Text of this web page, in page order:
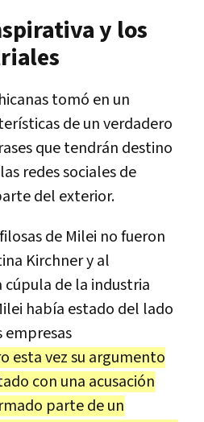
y los
tomó en un
de un verdadero
que tendrán destino
redes sociales de
del exterior.
de Milei no fueron
Kirchner y al
cúpula de la industria
había estado del lado
empresas
esta vez su argumento
con una acusación
parte de un